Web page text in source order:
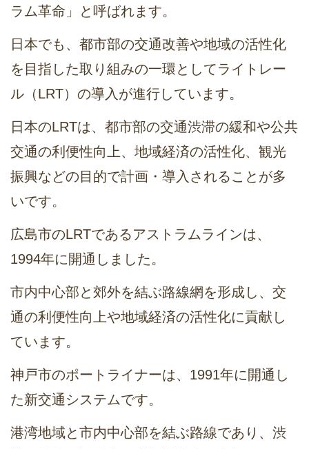
ラム革命」と呼ばれます。
日本でも、都市部の交通改善や地域の活性化
を目指した取り組みの一環としてライトレー
ル（LRT）の導入が進行しています。
日本のLRTは、都市部の交通渋滞の緩和や公共
交通の利便性向上、地域経済の活性化、観光
振興などの目的で計画・導入されることが多
いです。
広島市のLRTであるアストラムラインは、
1994年に開通しました。
市内中心部と郊外を結ぶ路線網を形成し、交
通の利便性向上や地域経済の活性化に貢献し
ています。
神戸市のポートライナーは、1991年に開通し
た新交通システムです。
港湾地域と市内中心部を結ぶ路線であり、渋